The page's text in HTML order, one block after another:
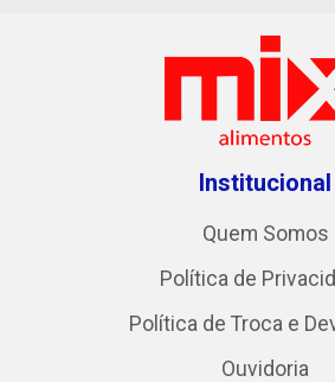
Institucional
Quem Somos
Política de
Política de Troca e
Ouvidoria